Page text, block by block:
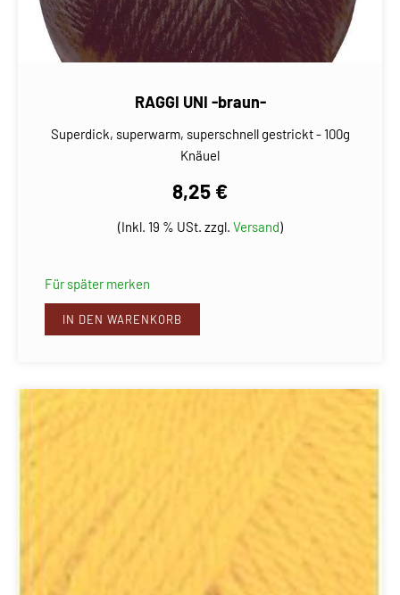
RAGGI UNI -braun-
Superdick, superwarm, superschnell gestrickt - 100g
Knäuel
8,25 €
(Inkl. 19 % USt. zzgl. Versand)
Für später merken
IN DEN WARENKORB